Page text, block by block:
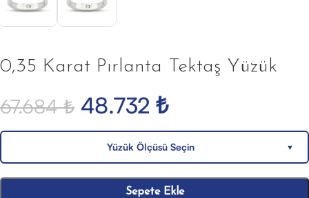
0,35 Karat Pırlanta Tektaş Yüzük
67.684₺ 48.732 ₺
Yüzük Ölçüsü Seçin ▼
Sepete Ekle